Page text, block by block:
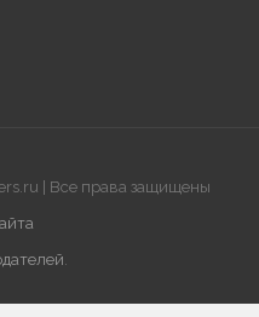
| Все права защищены